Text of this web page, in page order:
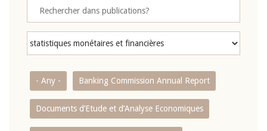
- Any - Banking Commission Annual Report
Documents d’Etude et d’Analyse Economiques